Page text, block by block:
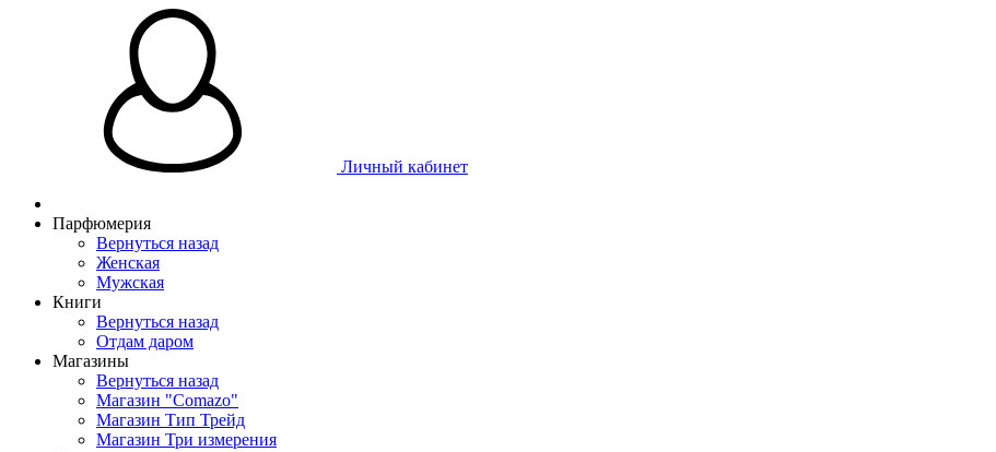
Личный кабинет
Парфюмерия
Вернуться назад
Женская
Мужская
Книги
Вернуться назад
Отдам даром
Магазины
Вернуться назад
Магазин "Comazo"
Магазин Тип Трейд
Магазин Три измерения